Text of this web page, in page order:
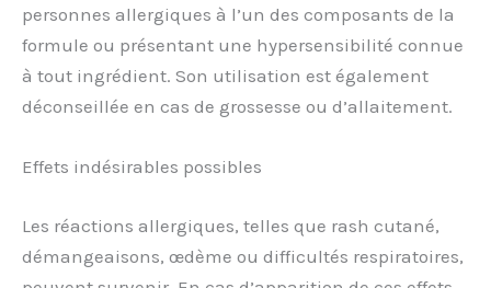
personnes allergiques à l’un des composants de la
formule ou présentant une hypersensibilité connue
à tout ingrédient. Son utilisation est également
déconseillée en cas de grossesse ou d’allaitement.
Effets indésirables possibles
Les réactions allergiques, telles que rash cutané,
démangeaisons, œdème ou difficultés respiratoires,